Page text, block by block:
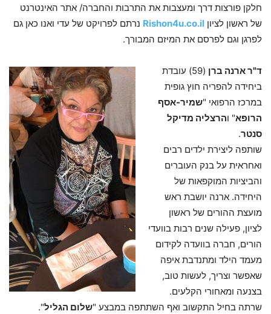
חלקן פורצות דרך ומעצבות את התרבות והחברה/ אתר האינטרנט
של ראשון לציון Rishon4u.co.il נרתם לפרויקט של עדי ואנו כאן גם
לפרגן וגם לפרסם את המיזם המבורך.
ד"ר ארנה ברן
(59) עובדת
ביחידה להפריה חוץ גופית
במרכז הרפואי "שמיר-אסף
הרופא" והרצליה מדיקל
סנטר.
שותפה ליצירת ילדים רבים
ואחראית על בנק העוברים
והביציות המוקפאות של
היחידה. ארנה יושבת ראש
מועצת ההורים של ראשון
לציון, פעילה שנים רבות בוועדי
הורים, חברה בוועדה לקידום
מעמד הילד ומתנדבת איפה
שאפשר וצריך, לעשות טוב,
בצנעה ומאחורי הקלעים.
שרתה בחיל התקשוב ואף השתתפה במבצע "שלום הגליל".